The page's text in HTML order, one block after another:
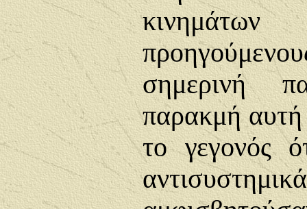
σημερινή
παρακμή αυτή
το γεγονός